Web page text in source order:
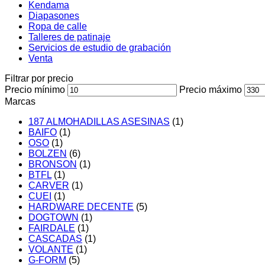
Kendama
Diapasones
Ropa de calle
Talleres de patinaje
Servicios de estudio de grabación
Venta
Filtrar por precio
Precio mínimo
Precio máximo
Marcas
187 ALMOHADILLAS ASESINAS (1)
BAIFO (1)
OSO (1)
BOLZEN (6)
BRONSON (1)
BTFL (1)
CARVER (1)
CUEI (1)
HARDWARE DECENTE (5)
DOGTOWN (1)
FAIRDALE (1)
CASCADAS (1)
VOLANTE (1)
G-FORM (5)